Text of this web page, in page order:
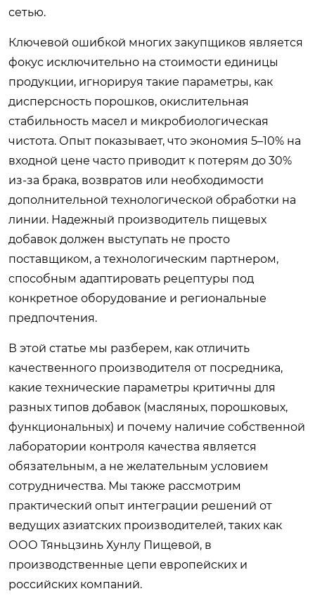
сетью.
Ключевой ошибкой многих закупщиков является
фокус исключительно на стоимости единицы
продукции, игнорируя такие параметры, как
дисперсность порошков, окислительная
стабильность масел и микробиологическая
чистота. Опыт показывает, что экономия 5–10% на
входной цене часто приводит к потерям до 30%
из-за брака, возвратов или необходимости
дополнительной технологической обработки на
линии. Надежный производитель пищевых
добавок должен выступать не просто
поставщиком, а технологическим партнером,
способным адаптировать рецептуры под
конкретное оборудование и региональные
предпочтения.
В этой статье мы разберем, как отличить
качественного производителя от посредника,
какие технические параметры критичны для
разных типов добавок (масляных, порошковых,
функциональных) и почему наличие собственной
лаборатории контроля качества является
обязательным, а не желательным условием
сотрудничества. Мы также рассмотрим
практический опыт интеграции решений от
ведущих азиатских производителей, таких как
ООО Тяньцзинь Хунлу Пищевой, в
производственные цепи европейских и
российских компаний.